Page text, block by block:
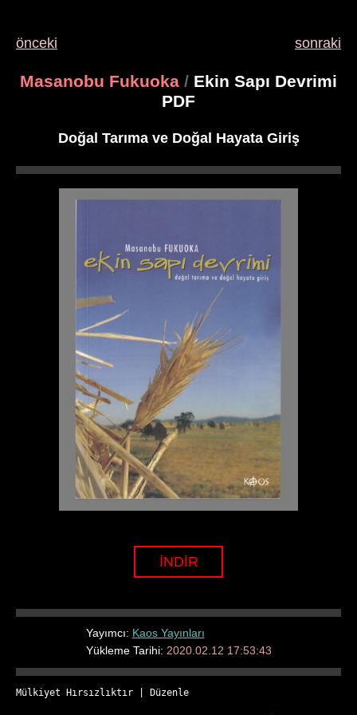
önceki sonraki
Masanobu Fukuoka / Ekin Sapı Devrimi
PDF
Doğal Tarıma ve Doğal Hayata Giriş
İNDİR
Yayımcı: Kaos Yayınları
Yükleme Tarihi: 2020.02.12 17:53:43
Mülkiyet Hırsızlıktır Düzenle